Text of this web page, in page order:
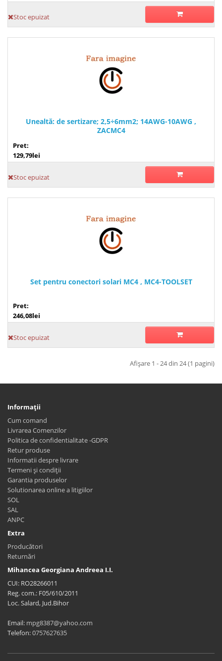
Stoc epuizat
Unealtă: de sertizare; 2,5÷6mm2; 14AWG-10AWG ,
ZACMC4
Pret:
129,79lei
Stoc epuizat
Set pentru conectori solari MC4 , MC4-TOOLSET
Pret:
246,08lei
Stoc epuizat
Afişare 1 - 24 din 24 (1 pagini)
Informaţii
Cum comand
Livrarea Comenzilor
Politica de confidentialitate -GDPR
Retur produse
Informatii despre livrare
Termeni și condiții
Garantia produselor
Solutionarea online a litigiilor
SOL
SAL
ANPC
Extra
Producători
Returnări
Mihancea Georgiana Andreea I.I.
CUI: RO28266011
Reg. com.: F05/610/2011
Loc. Salard, Jud.Bihor
Email: mpg8387@yahoo.com
Telefon:0757627635